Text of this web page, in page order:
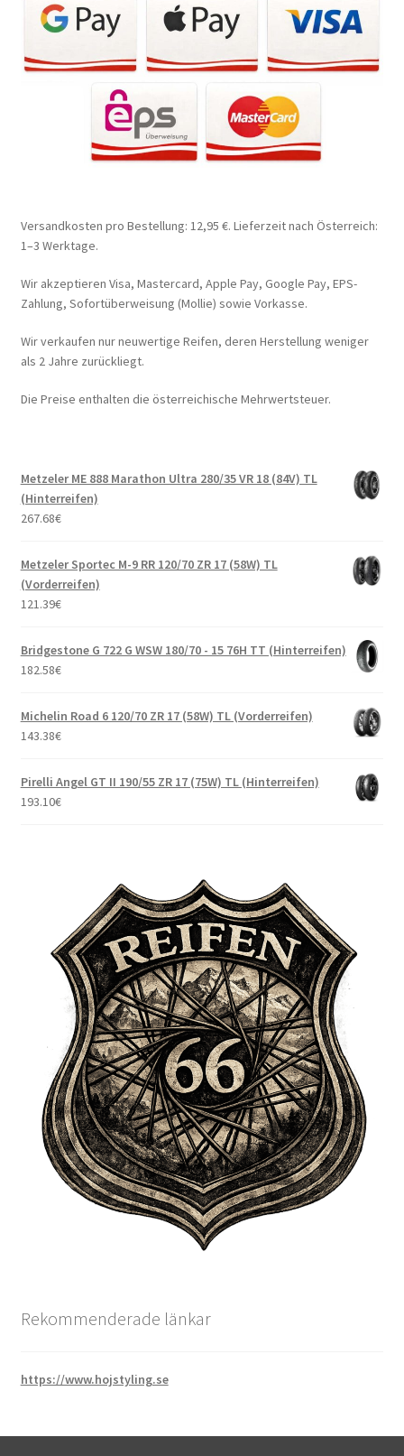
Versandkosten pro Bestellung: 12,95 €. Lieferzeit nach Österreich:
1–3 Werktage.
Wir akzeptieren Visa, Mastercard, Apple Pay, Google Pay, EPS-
Zahlung, Sofortüberweisung (Mollie) sowie Vorkasse.
Wir verkaufen nur neuwertige Reifen, deren Herstellung weniger
als 2 Jahre zurückliegt.
Die Preise enthalten die österreichische Mehrwertsteuer.
Metzeler ME 888 Marathon Ultra 280/35 VR 18 (84V) TL
(Hinterreifen)
267.68€
Metzeler Sportec M-9 RR 120/70 ZR 17 (58W) TL
(Vorderreifen)
121.39€
Bridgestone G 722 G WSW 180/70 - 15 76H TT (Hinterreifen)
182.58€
Michelin Road 6 120/70 ZR 17 (58W) TL (Vorderreifen)
143.38€
Pirelli Angel GT II 190/55 ZR 17 (75W) TL (Hinterreifen)
193.10€
Rekommenderade länkar
https://www.hojstyling.se